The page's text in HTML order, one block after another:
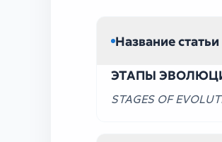
Название статьи
ЭТАПЫ
STAGES OF